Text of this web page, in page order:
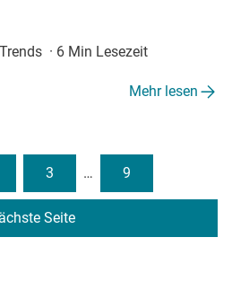
· 6 Min Lesezeit
Mehr lesen
3 … 9
Seite